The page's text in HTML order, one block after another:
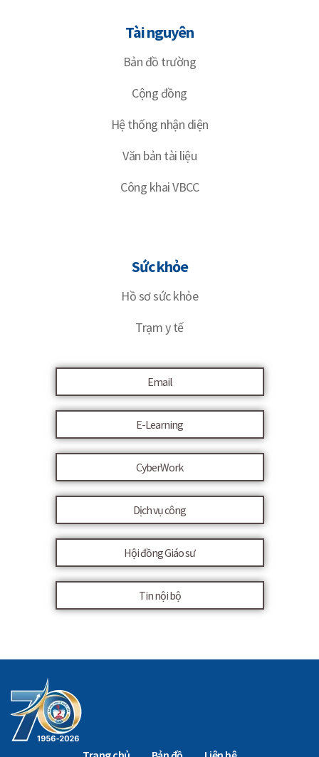
Tài nguyên
Bản đồ trường
Cộng đồng
Hệ thống nhận diện
Văn bản tài liệu
Công khai VBCC
Sức khỏe
Hồ sơ sức khỏe
Trạm y tế
Email
E-Learning
CyberWork
Dịch vụ công
Hội đồng Giáo sư
Tin nội bộ